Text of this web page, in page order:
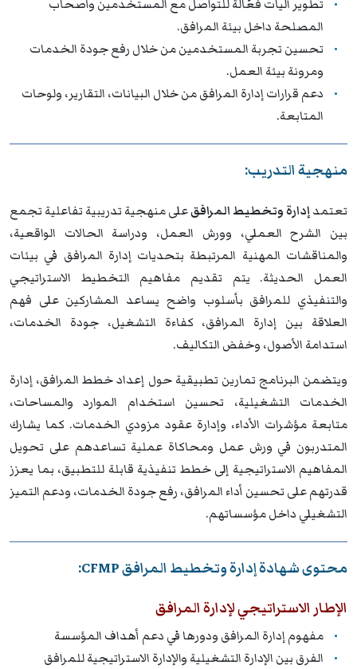
تطوير آليات فعّالة للتواصل مع المستخدمين وأصحاب
المصلحة داخل بيئة المرافق.
تحسين تجربة المستخدمين من خلال رفع جودة الخدمات
ومرونة بيئة العمل.
دعم قرارات إدارة المرافق من خلال البيانات، التقارير، ولوحات
المتابعة.
منهجية التدريب:
تعتمدإدارة وتخطيط المرافقعلى منهجية تدريبية تفاعلية تجمع
بين الشرح العملي، وورش العمل، ودراسة الحالات الواقعية،
والمناقشات المهنية المرتبطة بتحديات إدارة المرافق في بيئات
العمل الحديثة. يتم تقديم مفاهيم التخطيط الاستراتيجي
والتنفيذي للمرافق بأسلوب واضح يساعد المشاركين على فهم
العلاقة بين إدارة المرافق، كفاءة التشغيل، جودة الخدمات،
استدامة الأصول، وخفض التكاليف.
ويتضمن البرنامج تمارين تطبيقية حول إعداد خطط المرافق، إدارة
الخدمات التشغيلية، تحسين استخدام الموارد والمساحات،
متابعة مؤشرات الأداء، وإدارة عقود مزودي الخدمات. كما يشارك
المتدربون في ورش عمل ومحاكاة عملية تساعدهم على تحويل
المفاهيم الاستراتيجية إلى خطط تنفيذية قابلة للتطبيق، بما يعزز
قدرتهم على تحسين أداء المرافق، رفع جودة الخدمات، ودعم التميز
التشغيلي داخل مؤسساتهم.
محتوى شهادة إدارة وتخطيط المرافق CFMP:
الإطار الاستراتيجي لإدارة المرافق
مفهوم إدارة المرافق ودورها في دعم أهداف المؤسسة
الفرق بين الإدارة التشغيلية والإدارة الاستراتيجية للمرافق